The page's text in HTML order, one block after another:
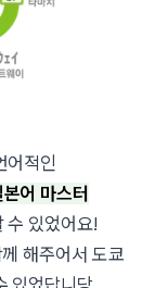
어적인
본어 마스터
수 있었어요!
해주어서 도쿄